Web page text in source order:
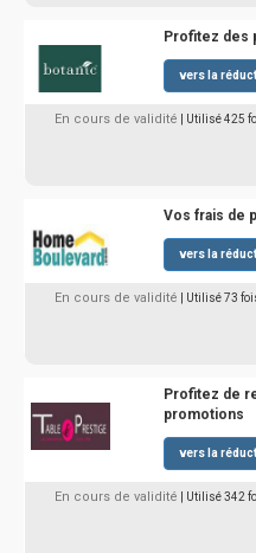
Profitez des
vers la
En cours de validité | Utilisé 425
Vos frais de
vers la
En cours de validité | Utilisé 73
Profitez de
promotions
vers la
En cours de validité | Utilisé 342